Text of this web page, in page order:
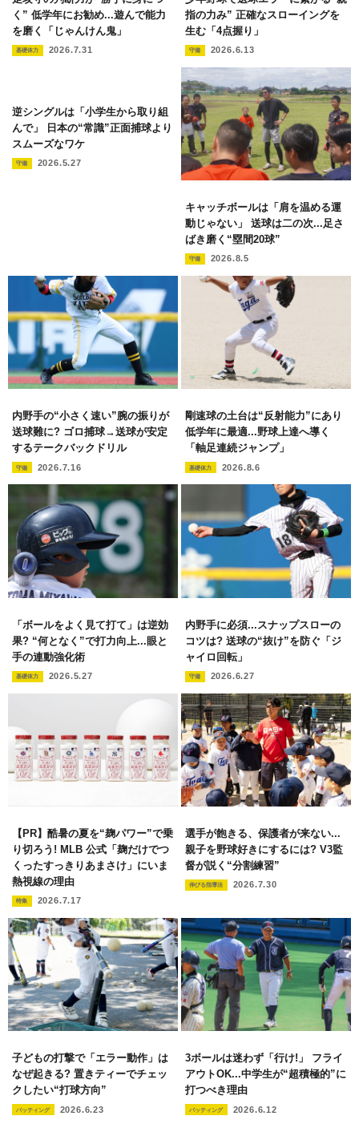
く” 低学年にお勧め...遊んで能力
を磨く「じゃんけん鬼」
基礎体力 2026.7.31
指の力み” 正確なスローイングを
生む「4点握り」
守備 2026.6.13
逆シングルは「小学生から取り組
んで」 日本の“常識”正面捕球より
スムーズなワケ
守備 2026.5.27
キャッチボールは「肩を温める運
動じゃない」 送球は二の次...足さ
ばき磨く“塁間20球”
守備 2026.8.5
内野手の“小さく速い”腕の振りが
送球難に? ゴロ捕球→送球が安定
するテークバックドリル
守備 2026.7.16
剛速球の土台は“反射能力”にあり
低学年に最適...野球上達へ導く
「軸足連続ジャンプ」
基礎体力 2026.8.6
「ボールをよく見て打て」は逆効
果? “何となく”で打力向上...眼と
手の連動強化術
基礎体力 2026.5.27
内野手に必須...スナップスローの
コツは? 送球の“抜け”を防ぐ「ジ
ャイロ回転」
守備 2026.6.27
【PR】酷暑の夏を“麹パワー”で乗
り切ろう! MLB 公式「麹だけでつ
くったすっきりあまさけ」にいま
熱視線の理由
特集 2026.7.17
選手が飽きる、保護者が来ない...
親子を野球好きにするには? V3監
督が説く“分割練習”
伸びる指導法 2026.7.30
子どもの打撃で「エラー動作」は
なぜ起きる? 置きティーでチェッ
クしたい“打球方向”
バッティング 2026.6.23
3ボールは迷わず「行け!」 フライ
アウトOK...中学生が“超積極的”に
打つべき理由
バッティング 2026.6.12